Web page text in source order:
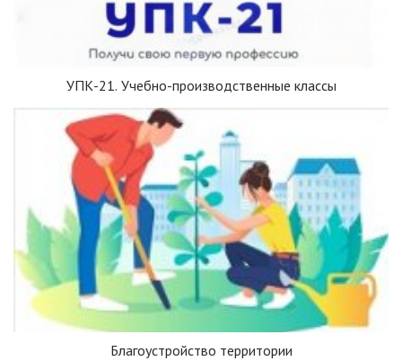
УПК-21. Учебно-производственные классы
Благоустройство территории